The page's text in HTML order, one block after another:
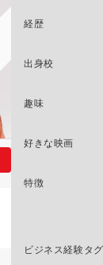
経歴
出身校
趣味
好きな映画
特徴
ビジネス経験タグ